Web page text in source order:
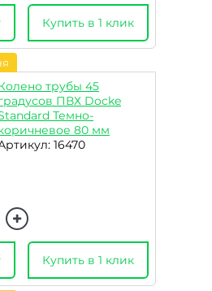
Купить в 1 клик
трубы 45
ПВХ Docke
Темно-
80 мм
16470
Купить в 1 клик